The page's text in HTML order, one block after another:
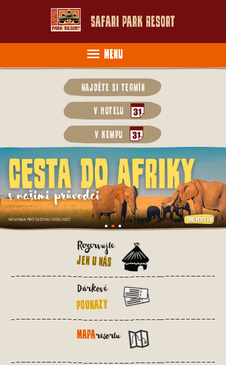
Safari Park Resort
Menu
Najděte si termín
v hotelu
v kempu
Rezervujte
jen u nás
Dárkové
poukazy
Maparesortu